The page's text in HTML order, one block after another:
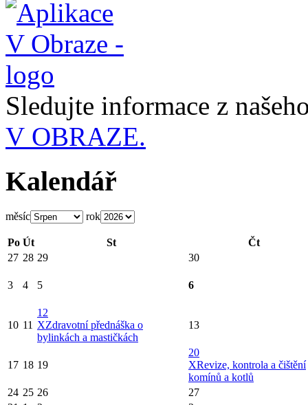
Sledujte informace z
V OBRAZE.
Kalendář
měsíc rok
Po Út St
Čt
27 28 29 30
3 4 5 6
10 11
12
XZdravotní přednáška o
bylinkách a mastičkách
13
17 18 19
20
XRevize, kontrola a čištění
komínů a kotlů
24 25 26
27